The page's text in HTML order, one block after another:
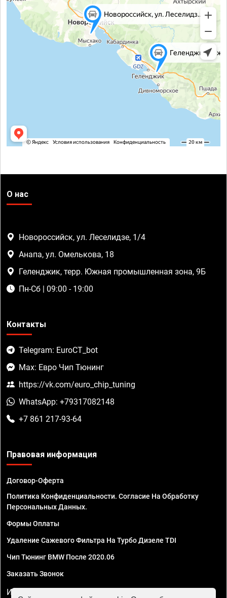
О нас
Новороссийск, ул. Леселидзе, 1/4
Анапа, ул. Омелькова, 18
Геленджик, терр. Южная промышленная зона, 9Б
Пн-Сб | 09:00 - 19:00
Контакты
Telegram: EuroCT_bot
Max: Евро Чип Тюнинг
https://vk.com/euro_chip_tuning
WhatsApp: +79317082148
+7 861 217-93-64
Правовая информация
Договор-Оферта
Политика Конфиденциальности. Согласие На Обработку
Персональных Данных.
Формы Оплаты
Удаление Сажевого Фильтра На Турбо Дизеле TDI
Чип Тюнинг BMW После 2020.06
Заказать Звонок
ИП Смирнов Георгий Павлович. ИНН 781302555843,